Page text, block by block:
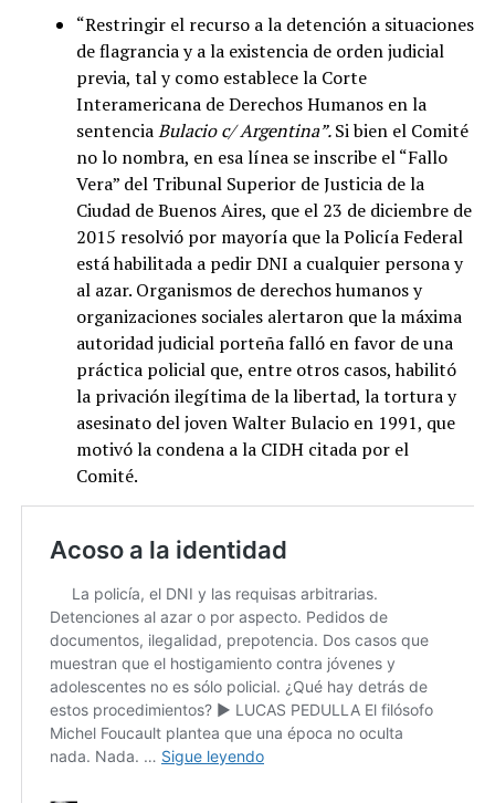
“Restringir el recurso a la detención a situaciones
de flagrancia y a la existencia de orden judicial
previa, tal y como establece la Corte
Interamericana de Derechos Humanos en la
sentenciaBulacio c/ Argentina”.Si bien el Comité
no lo nombra, en esa línea se inscribe el “Fallo
Vera” del Tribunal Superior de Justicia de la
Ciudad de Buenos Aires, que el 23 de diciembre de
2015 resolvió por mayoría que la Policía Federal
está habilitada a pedir DNI a cualquier persona y
al azar. Organismos de derechos humanos y
organizaciones sociales alertaron que la máxima
autoridad judicial porteña falló en favor de una
práctica policial que, entre otros casos, habilitó
la privación ilegítima de la libertad, la tortura y
asesinato del joven Walter Bulacio en 1991, que
motivó la condena a la CIDH citada por el
Comité.